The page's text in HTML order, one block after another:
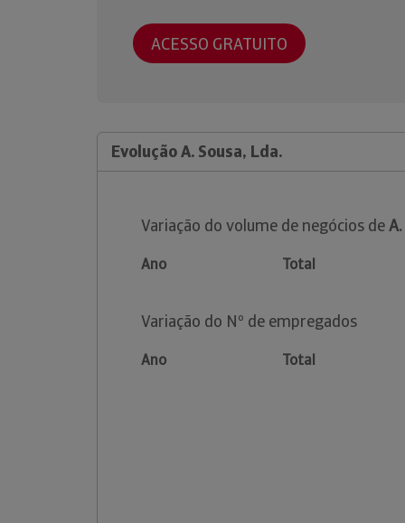
ACESSO GRATUITO
Evolução A. Sousa, Lda.
Variação do volume de negócios de
Ano Total
Variação do Nº de empregados
Ano Total